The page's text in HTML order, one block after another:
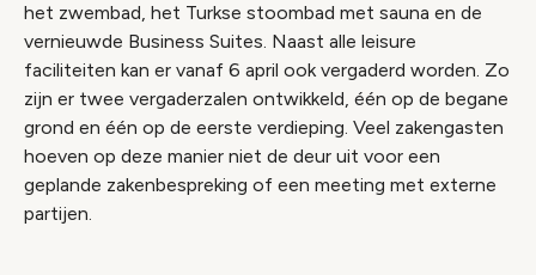
het zwembad, het Turkse stoombad met sauna en de
vernieuwde Business Suites. Naast alle leisure
faciliteiten kan er vanaf 6 april ook vergaderd worden. Zo
zijn er twee vergaderzalen ontwikkeld, één op de begane
grond en één op de eerste verdieping. Veel zakengasten
hoeven op deze manier niet de deur uit voor een
geplande zakenbespreking of een meeting met externe
partijen.